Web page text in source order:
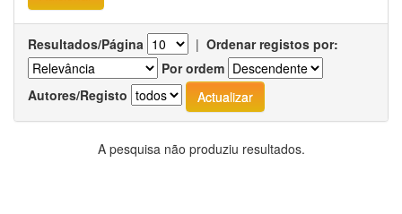
Resultados/Página | Ordenar registos por:
Por ordem
Autores/Registo
A pesquisa não produziu resultados.